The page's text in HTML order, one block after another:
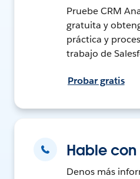
Pruebe CRM
gratuita y
práctica y
trabajo de
Probar gratis
Hable
Denos más